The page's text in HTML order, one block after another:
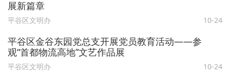
展新篇章
平谷区文明办 10-24
平谷区金谷东园党总支开展党员教育活动——参
观“首都物流高地”文艺作品展
平谷区文明办 10-24